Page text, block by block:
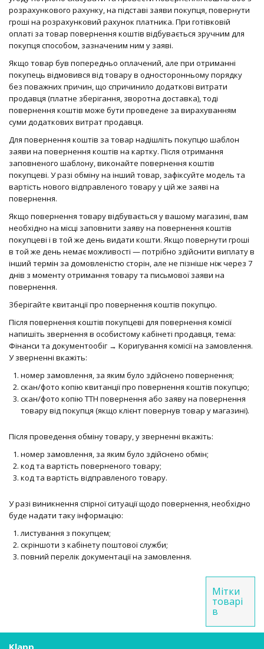
розрахункового рахунку, на підставі заяви покупця, повернути
гроші на розрахунковий рахунок платника. При готівковій
оплаті за товар повернення коштів відбувається зручним для
покупця способом, зазначеним ним у заяві.
Якщо товар був попередньо оплачений, але при отриманні
покупець відмовився від товару в односторонньому порядку
без поважних причин, що спричинило додаткові витрати
продавця (платне зберігання, зворотна доставка), тоді
повернення коштів може бути проведене за вирахуванням
суми додаткових витрат продавця.
Для повернення коштів за товар надішліть покупцю шаблон
заяви на повернення коштів на картку. Після отримання
заповненого шаблону, виконайте повернення коштів
покупцеві. У разі обміну на інший товар, зафіксуйте модель та
вартість нового відправленого товару у цій же заяві на
повернення.
Якщо повернення товару відбувається у вашому магазині, вам
необхідно на місці заповнити заяву на повернення коштів
покупцеві і в той же день видати кошти. Якщо повернути гроші
в той же день немає можливості — потрібно здійснити виплату в
інший термін за домовленістю сторін, але не пізніше ніж через 7
днів з моменту отримання товару та письмової заяви на
повернення.
Зберігайте квитанції про повернення коштів покупцю.
Після повернення коштів покупцеві для повернення комісії
напишіть звернення в особистому кабінеті продавця, тема:
Фінанси та документообіг → Коригування комісії на замовлення.
У зверненні вкажіть:
номер замовлення, за яким було здійснено повернення;
скан/фото копію квитанції про повернення коштів покупцю;
скан/фото копію ТТН повернення або заяву на повернення
товару від покупця (якщо клієнт повернув товар у магазині).
Після проведення обміну товару, у зверненні вкажіть:
номер замовлення, за яким було здійснено обмін;
код та вартість поверненого товару;
код та вартість відправленого товару.
У разі виникнення спірної ситуації щодо повернення, необхідно
буде надати таку інформацію:
листування з покупцем;
скріншоти з кабінету поштової служби;
повний перелік документації на замовлення.
Мітки
товарі
в
Klapp